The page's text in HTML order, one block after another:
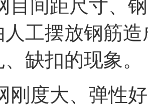
间距尺寸、
工摆放钢筋
缺扣的现象。
度大、弹性